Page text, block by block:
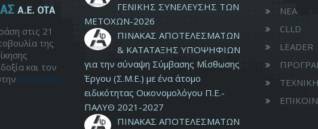
στις 21
της
και τον
ανάπτυξη
ΓΕΝΙΚΗΣ ΣΥΝΕΛΕΥΣΗΣ ΤΩΝ
ΜΕΤΟΧΩΝ-2026
ΠΙΝΑΚΑΣ ΑΠΟΤΕΛΕΣΜΑΤΩΝ
& ΚΑΤΑΤΑΞΗΣ ΥΠΟΨΗΦΙΩΝ
για την σύναψη Σύμβασης Μίσθωσης
Έργου (Σ.Μ.Ε.) με ένα άτομο
ειδικότητας Οικονομολόγου Π.Ε.-
ΠΑΛΥΘ 2021-2027
ΠΙΝΑΚΑΣ ΑΠΟΤΕΛΕΣΜΑΤΩΝ
ΝΕΑ
CLLD
LEADER